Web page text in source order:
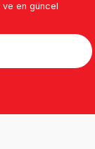
en güncel